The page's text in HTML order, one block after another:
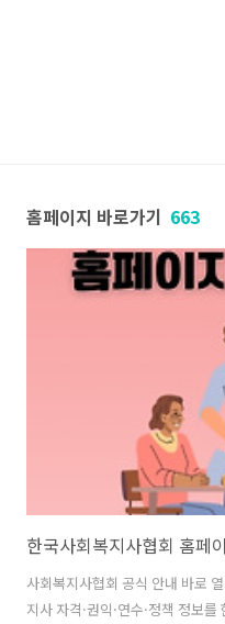
홈페이지 바로가기 663
사회복지사협회 공식 안내 바로
지사 자격·권익·연수·정책 정보